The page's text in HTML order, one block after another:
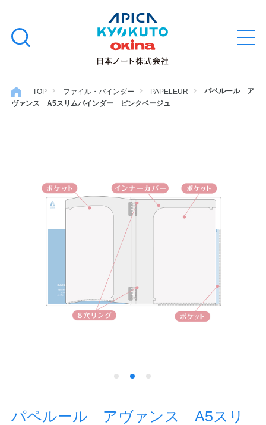
文
キ
ッ
開
検
る
ノート・メモ
日用・事務用品
ノートの豆知識
探求・自主学習のすすめ
TOP ファイル・バインダー PAPELEUR
パペルール ア
ヴァンス A5スリムバインダー ピンクベージュ
パペルール アヴァンス A5スリ